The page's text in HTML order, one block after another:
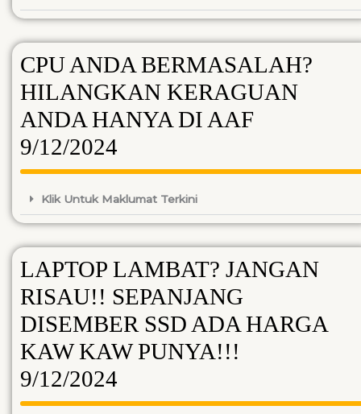
CPU ANDA BERMASALAH?
HILANGKAN KERAGUAN
ANDA HANYA DI AAF
9/12/2024
Klik Untuk Maklumat Terkini
LAPTOP LAMBAT? JANGAN
RISAU!! SEPANJANG
DISEMBER SSD ADA HARGA
KAW KAW PUNYA!!!
9/12/2024